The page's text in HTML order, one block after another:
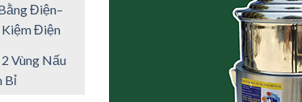
Điện–
Kiệm Điện
Vùng Nấu
Bỉ